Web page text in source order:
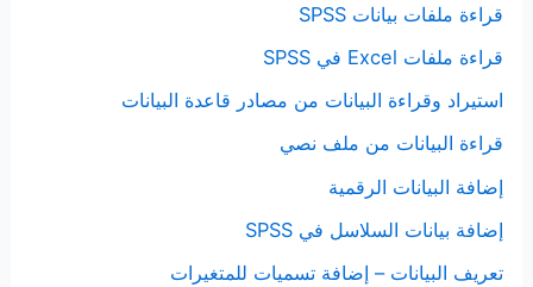
قراءة ملفات بيانات SPSS
قراءة ملفات Excel في SPSS
استيراد وقراءة البيانات من مصادر قاعدة البيانات
قراءة البيانات من ملف نصي
إضافة البيانات الرقمية
إضافة بيانات السلاسل في SPSS
تعريف البيانات – إضافة تسميات للمتغيرات